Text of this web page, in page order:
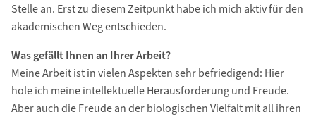
Stelle an. Erst zu diesem Zeitpunkt habe ich mich aktiv für den
akademischen Weg entschieden.
Was gefällt Ihnen an Ihrer Arbeit?
Meine Arbeit ist in vielen Aspekten sehr befriedigend: Hier
hole ich meine intellektuelle Herausforderung und Freude.
Aber auch die Freude an der biologischen Vielfalt mit all ihren